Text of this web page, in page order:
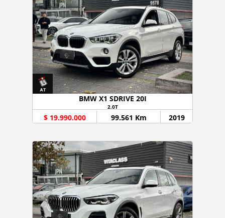
BMW X1 SDRIVE 20I
2.0T
$ 19.990.000 99.561 Km 2019